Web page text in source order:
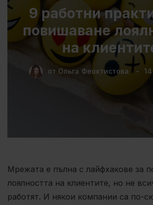
9 работни
повишаване
на
от Ольга Феоктистова
Мрежата е пълна с лайфхакове за
лоялността на клиентите, но не
работят. И някои компании са по-